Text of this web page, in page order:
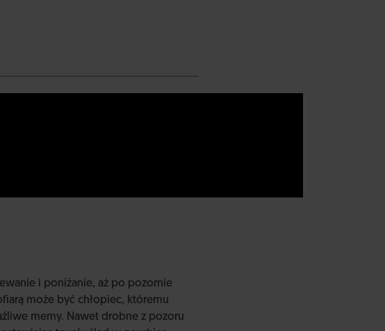
i poniżanie, aż po pozornie
może być chłopiec, któremu
memy. Nawet drobne z pozoru